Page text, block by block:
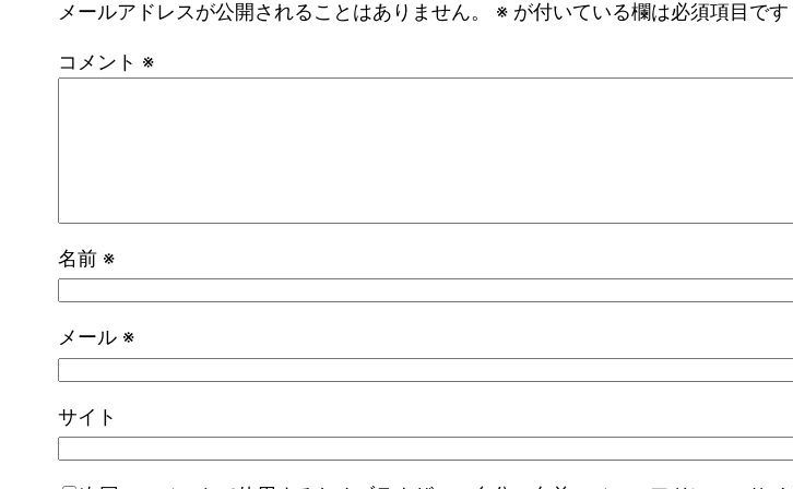
メールアドレスが公開されることはありません。 ※ が付いている欄は必須項目です
コメント ※
名前 ※
メール ※
サイト